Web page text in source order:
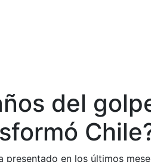
del
presentado en los últimos